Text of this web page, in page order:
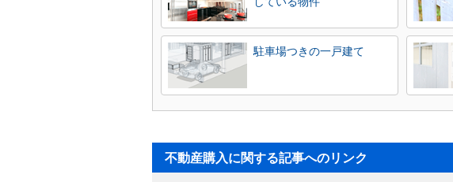
駐車場つきの一戸建て
不動産購入に関する記事へのリンク